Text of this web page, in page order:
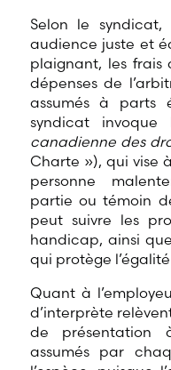
Selon le
audience juste et
plaignant, les frais
dépenses de
assumés à parts
syndicat
canadienne des
Charte »), qui vise
personne
partie ou témoin
peut suivre les
handicap, ainsi
qui protège
Quant à
d’interprète
de présentation
assumés par